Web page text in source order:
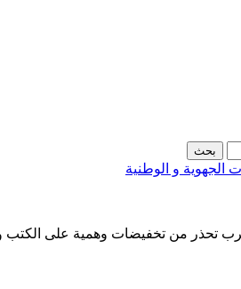
تحذر من تخفيضات وهمية على الكتب